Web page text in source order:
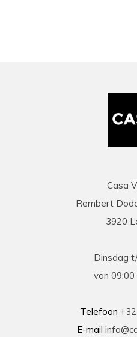
Casa
Rembert
3920
Dinsdag
van
Telefoon
E-mail